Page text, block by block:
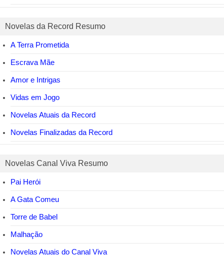
Novelas da Record Resumo
A Terra Prometida
Escrava Mãe
Amor e Intrigas
Vidas em Jogo
Novelas Atuais da Record
Novelas Finalizadas da Record
Novelas Canal Viva Resumo
Pai Herói
A Gata Comeu
Torre de Babel
Malhação
Novelas Atuais do Canal Viva